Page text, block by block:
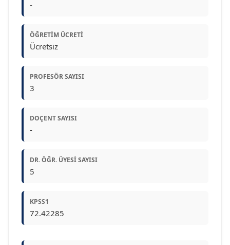
-
ÖĞRETIM ÜCRETI
Ücretsiz
PROFESÖR SAYISI
3
DOÇENT SAYISI
-
DR. ÖĞR. ÜYESI SAYISI
5
KPSS1
72.42285